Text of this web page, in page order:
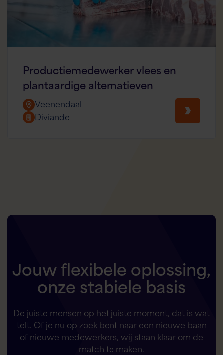
Productiemedewerker vlees en
plantaardige alternatieven
Veenendaal
Diviande
Jouw flexibele oplossing,
onze stabiele basis
De juiste mensen op het juiste moment, dat is wat
telt. Of je nu op zoek bent naar een nieuwe baan
of nieuwe medewerkers, wij staan klaar om de
match te maken.